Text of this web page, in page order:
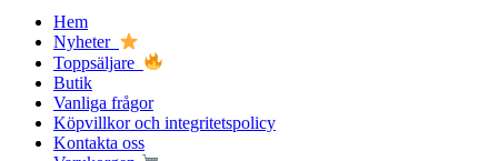
Hem
Nyheter
Toppsäljare
Butik
Vanliga frågor
Köpvillkor och integritetspolicy
Kontakta oss